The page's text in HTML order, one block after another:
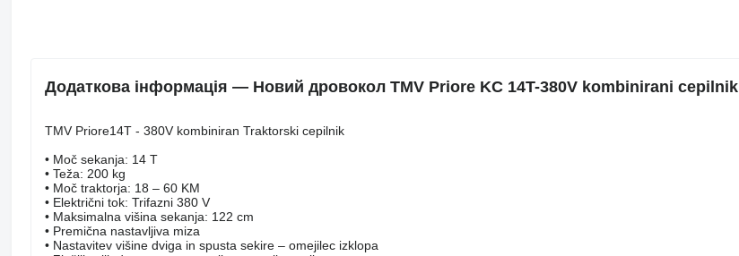
Додаткова інформація — Новий дровокол TMV Priore KC 14T-380V kombinirani cepilnik
TMV Priore14T - 380V kombiniran Traktorski cepilnik
• Moč sekanja: 14 T
• Teža: 200 kg
• Moč traktorja: 18 – 60 KM
• Električni tok: Trifazni 380 V
• Maksimalna višina sekanja: 122 cm
• Premična nastavljiva miza
• Nastavitev višine dviga in spusta sekire – omejilec izklopa